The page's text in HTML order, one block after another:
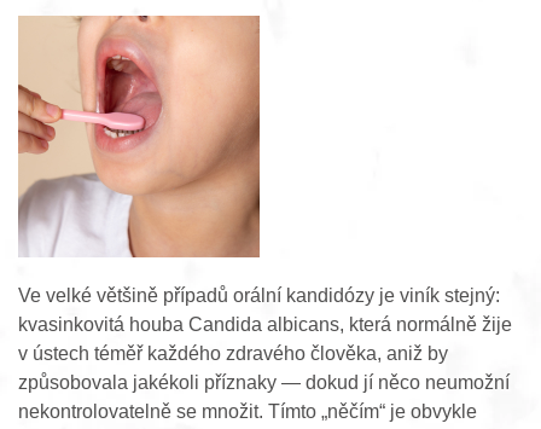
Ve velké většině případů orální kandidózy je viník stejný:
kvasinkovitá houba Candida albicans, která normálně žije
v ústech téměř každého zdravého člověka, aniž by
způsobovala jakékoli příznaky — dokud jí něco neumožní
nekontrolovatelně se množit. Tímto „něčím“ je obvykle